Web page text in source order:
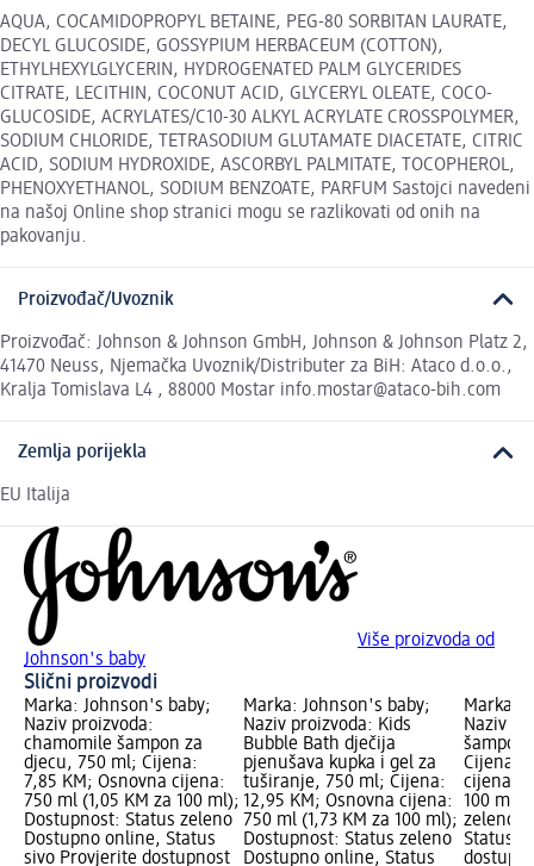
AQUA, COCAMIDOPROPYL BETAINE, PEG-80 SORBITAN LAURATE,
DECYL GLUCOSIDE, GOSSYPIUM HERBACEUM (COTTON),
ETHYLHEXYLGLYCERIN, HYDROGENATED PALM GLYCERIDES
CITRATE, LECITHIN, COCONUT ACID, GLYCERYL OLEATE, COCO-
GLUCOSIDE, ACRYLATES/C10-30 ALKYL ACRYLATE CROSSPOLYMER,
SODIUM CHLORIDE, TETRASODIUM GLUTAMATE DIACETATE, CITRIC
ACID, SODIUM HYDROXIDE, ASCORBYL PALMITATE, TOCOPHEROL,
PHENOXYETHANOL, SODIUM BENZOATE, PARFUM Sastojci navedeni
na našoj Online shop stranici mogu se razlikovati od onih na
pakovanju.
Proizvođač/Uvoznik
Proizvođač: Johnson & Johnson GmbH, Johnson & Johnson Platz 2,
41470 Neuss, Njemačka Uvoznik/Distributer za BiH: Ataco d.o.o.,
Kralja Tomislava L4 , 88000 Mostar info.mostar@ataco-bih.com
Zemlja porijekla
EU Italija
Više proizvoda od
Johnson's baby
Slični proizvodi
Marka: Johnson's baby;
Naziv proizvoda:
chamomile šampon za
djecu, 750 ml; Cijena:
7,85 KM; Osnovna cijena:
750 ml (1,05 KM za 100 ml);
Dostupnost: Status zeleno
Dostupno online, Status
sivo Provjerite dostupnost
Marka: Johnson's baby;
Naziv proizvoda: Kids
Bubble Bath dječija
pjenušava kupka i gel za
tuširanje, 750 ml; Cijena:
12,95 KM; Osnovna cijena:
750 ml (1,73 KM za 100 ml);
Dostupnost: Status zeleno
Dostupno online, Status
Marka:
Naziv
šampon
Cijena:
cijena:
100 ml);
zeleno
Status